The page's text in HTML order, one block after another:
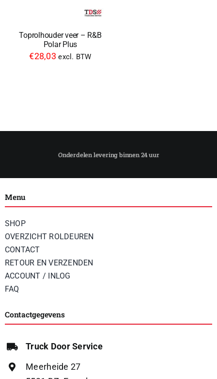
Toprolhouder veer – R&B
Polar Plus
€28,03 excl. BTW
Menu
SHOP
OVERZICHT ROLDEUREN
CONTACT
RETOUR EN VERZENDEN
ACCOUNT / INLOG
FAQ
Contactgegevens
Truck Door Service
Meerheide 27